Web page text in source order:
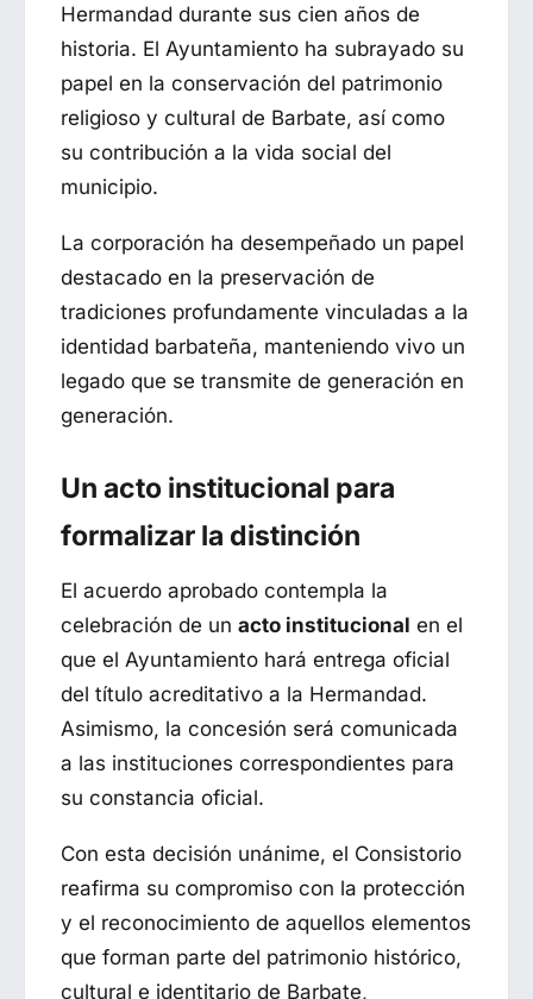
Hermandad durante sus cien años de
historia. El Ayuntamiento ha subrayado su
papel en la conservación del patrimonio
religioso y cultural de Barbate, así como
su contribución a la vida social del
municipio.
La corporación ha desempeñado un papel
destacado en la preservación de
tradiciones profundamente vinculadas a la
identidad barbateña, manteniendo vivo un
legado que se transmite de generación en
generación.
Un acto institucional para
formalizar la distinción
El acuerdo aprobado contempla la
celebración de un acto institucional en el
que el Ayuntamiento hará entrega oficial
del título acreditativo a la Hermandad.
Asimismo, la concesión será comunicada
a las instituciones correspondientes para
su constancia oficial.
Con esta decisión unánime, el Consistorio
reafirma su compromiso con la protección
y el reconocimiento de aquellos elementos
que forman parte del patrimonio histórico,
cultural e identitario de Barbate,